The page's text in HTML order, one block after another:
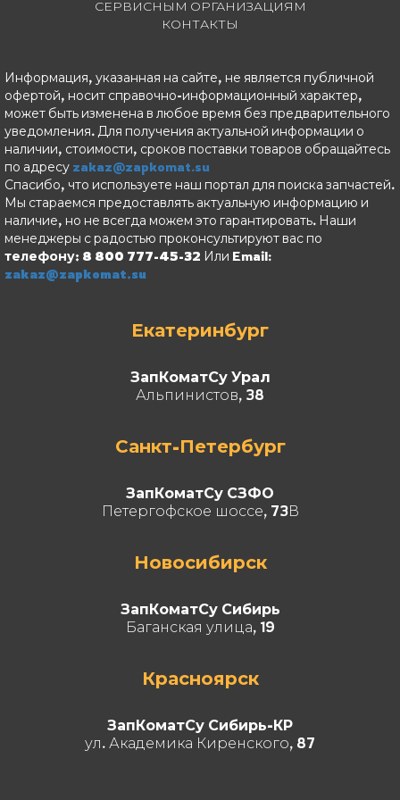
СЕРВИСНЫМ ОРГАНИЗАЦИЯМ
КОНТАКТЫ
Информация, указанная на сайте, не является публичной
офертой, носит справочно-информационный характер,
может быть изменена в любое время без предварительного
уведомления. Для получения актуальной информации о
наличии, стоимости, сроков поставки товаров обращайтесь
по адресу zakaz@zapkomat.su
Спасибо, что используете наш портал для поиска запчастей.
Мы стараемся предоставлять актуальную информацию и
наличие, но не всегда можем это гарантировать. Наши
менеджеры с радостью проконсультируют вас по
телефону: 8 800 777-45-32 Или Email:
zakaz@zapkomat.su
Екатеринбург
ЗапКоматСу Урал
Альпинистов, 38
Санкт-Петербург
ЗапКоматСу СЗФО
Петергофское шоссе, 73В
Новосибирск
ЗапКоматСу Сибирь
Баганская улица, 19
Красноярск
ЗапКоматСу Сибирь-КР
ул. Академика Киренского, 87